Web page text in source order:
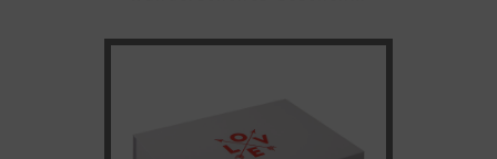
Textvorschau
Textvorschau